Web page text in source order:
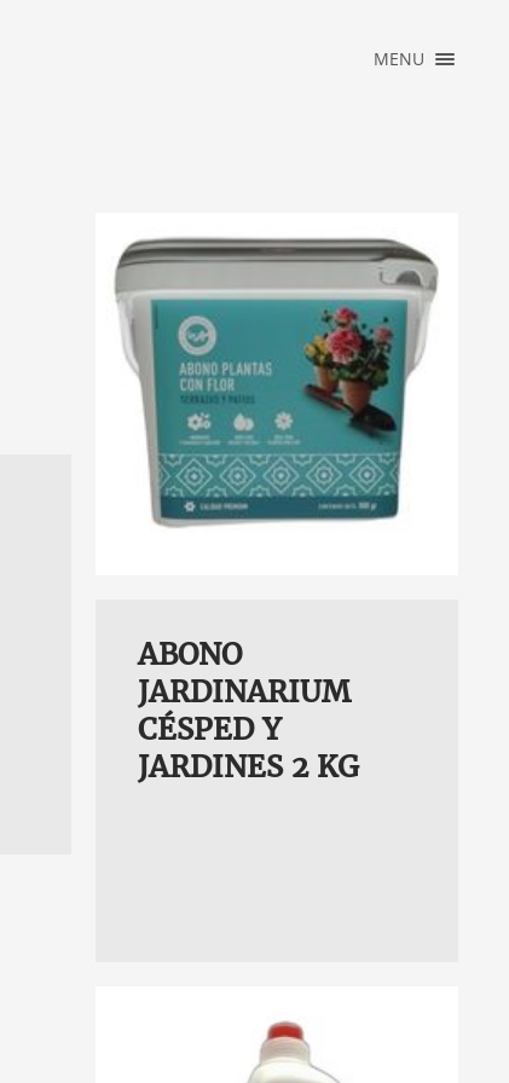
MENU ×
JARDINARIUM
NEWS
CONTACTO
2025_REBAJAS
ABONO
JARDINARIUM
CÉSPED Y
JARDINES 2 KG